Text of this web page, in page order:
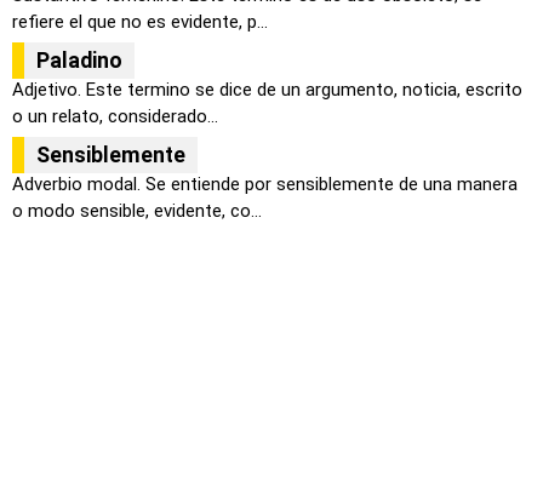
refiere el que no es evidente, p...
Paladino
Adjetivo. Este termino se dice de un argumento, noticia, escrito
o un relato, considerado...
Sensiblemente
Adverbio modal. Se entiende por sensiblemente de una manera
o modo sensible, evidente, co...